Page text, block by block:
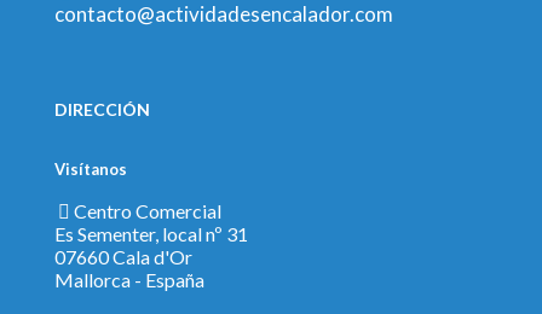
contacto@actividadesencalador.com
DIRECCIÓN
Visítanos
Centro Comercial
Es Sementer, local nº 31
07660 Cala d'Or
Mallorca - España